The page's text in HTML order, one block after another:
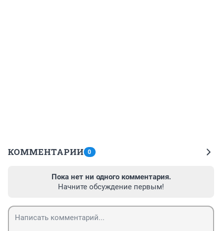
КОММЕНТАРИИ 0
Пока нет ни одного комментария.
Начните обсуждение первым!